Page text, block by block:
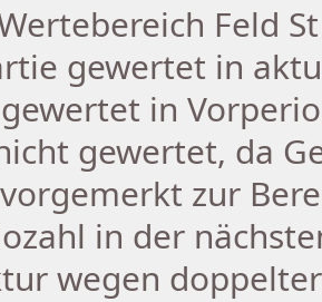
Feld
gewertet in
in
gewertet, da
zur
in der
wegen